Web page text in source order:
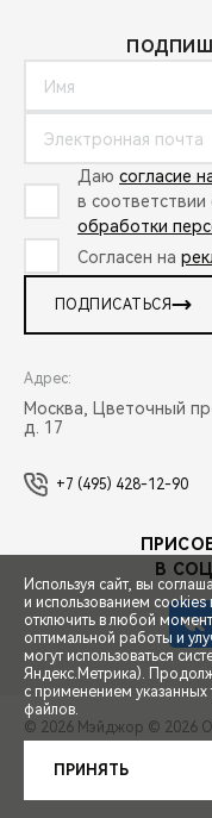
ЗАПИСЬ НА ТЕСТ-
Даю согласие
в соответствии
обработки
Согласен на
ПОДПИСАТЬСЯ
Адрес:
Москва, Цветочный
д. 17
+7 (495) 428-12-90
В
© 2026 Мэйджор © 2026
Сделано в ПЕРКС
Используя сайт, вы
и использованием
отключить в любой
оптимальной работы и
могут использоваться
Яндекс.Метрика).
с применением
файлов.
ПРИНЯТЬ